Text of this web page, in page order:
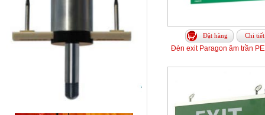
Đặt hàng Chi tiết
Đèn exit Paragon âm trần